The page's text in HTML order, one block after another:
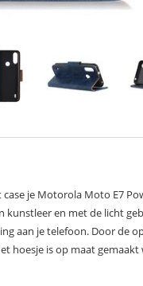
je Motorola Moto E7
kunstleer en met de licht
aan je telefoon. Door de
hoesje is op maat